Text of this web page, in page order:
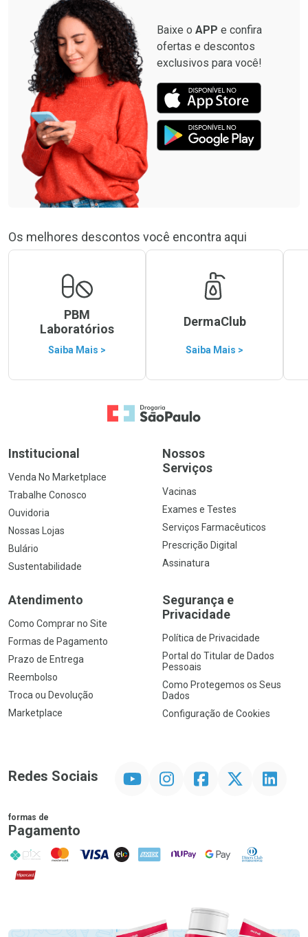
Baixe o APP e confira
ofertas e descontos
exclusivos para você!
Os melhores descontos você encontra aqui
PBM
Laboratórios
Saiba Mais >
DermaClub
Saiba Mais >
Ir para a Home
Institucional
Venda No Marketplace
Trabalhe Conosco
Ouvidoria
Nossas Lojas
Bulário
Sustentabilidade
Nossos
Serviços
Vacinas
Exames e Testes
Serviços Farmacêuticos
Prescrição Digital
Assinatura
Atendimento
Como Comprar no Site
Formas de Pagamento
Prazo de Entrega
Reembolso
Troca ou Devolução
Marketplace
Segurança e
Privacidade
Política de Privacidade
Portal do Titular de Dados
Pessoais
Como Protegemos os Seus
Dados
Configuração de Cookies
Redes Sociais InstagramFacebookTwitter Linkedin
formas de
Pagamento
PIX MasterCard
VISA ELO AMEX NuPay Google PayDiners Club
Hipercard
Promoção em Destaque